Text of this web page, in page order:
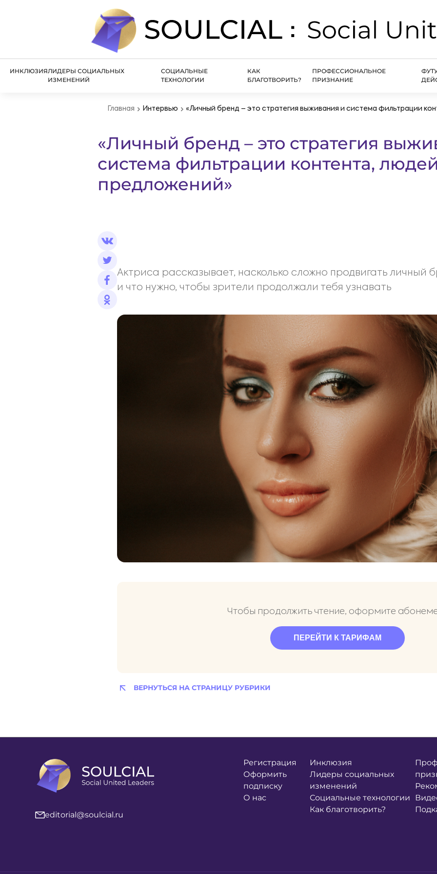
ИНКЛЮЗИЯЛИДЕРЫ СОЦИАЛЬНЫХ
ИЗМЕНЕНИЙ
СОЦИАЛЬНЫЕ
ТЕХНОЛОГИИ
КАК
БЛАГОТВОРИТЬ?
ПРОФЕССИОНАЛЬНОЕ
ПРИЗНАНИЕ
Главная Интервью «Личный бренд – это стратегия выживания и система фильтрации
«Личный бренд – это стратегия
система фильтрации контента,
предложений»
Актриса рассказывает, насколько сложно продвигать личный
и что нужно, чтобы зрители продолжали тебя узнавать
Чтобы продолжить чтение, оформите
ПЕРЕЙТИ К ТАРИФАМ
ВЕРНУТЬСЯ НА СТРАНИЦУ РУБРИКИ
editorial@soulcial.ru
Регистрация
Оформить
подписку
О нас
Инклюзия
Лидеры социальных
изменений
Социальные технологии
Как благотворить?